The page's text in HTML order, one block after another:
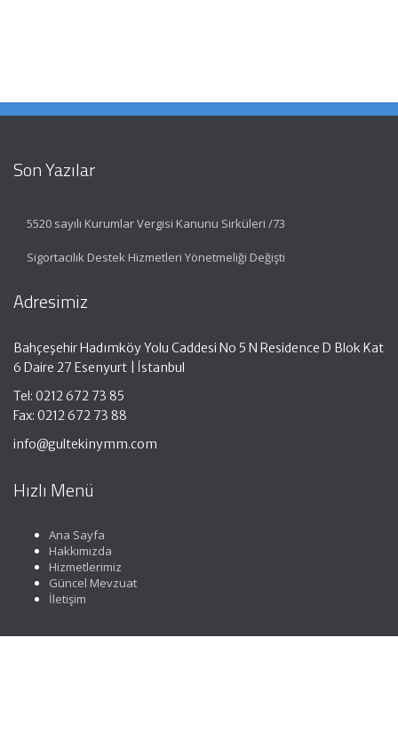
Son Yazılar
5520 sayılı Kurumlar Vergisi Kanunu Sirküleri /73
Sigortacılık Destek Hizmetleri Yönetmeliği Değişti
Adresimiz
Bahçeşehir Hadımköy Yolu Caddesi No 5 N Residence D Blok Kat
6 Daire 27 Esenyurt | İstanbul
Tel: 0212 672 73 85
Fax: 0212 672 73 88
info@gultekinymm.com
Hızlı Menü
Ana Sayfa
Hakkımızda
Hizmetlerimiz
Güncel Mevzuat
İletişim
Faydalı Linkler